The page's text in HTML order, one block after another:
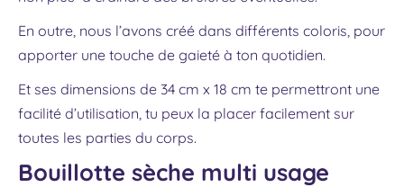
En outre, nous l’avons créé dans différents coloris, pour
apporter une touche de gaieté à ton quotidien.
Et ses dimensions de 34 cm x 18 cm te permettront une
facilité d’utilisation, tu peux la placer facilement sur
toutes les parties du corps.
Bouillotte sèche multi usage